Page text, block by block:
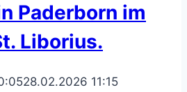
Paderborn im
Liborius.
28.02.2026 11:15